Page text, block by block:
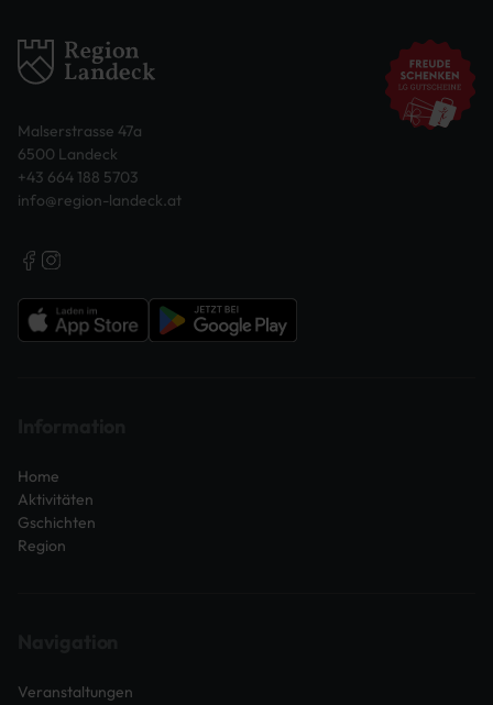
Malserstrasse 47a
6500 Landeck
+43 664 188 5703
info@region-landeck.at
Home
Aktivitäten
Gschichten
Region
Veranstaltungen